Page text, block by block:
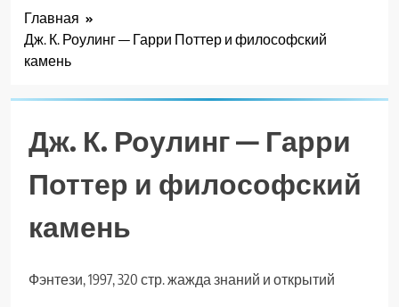
Главная
Дж. К. Роулинг — Гарри Поттер и философский
камень
Дж. К. Роулинг — Гарри
Поттер и философский
камень
Фэнтези, 1997, 320 стр. жажда знаний и открытий